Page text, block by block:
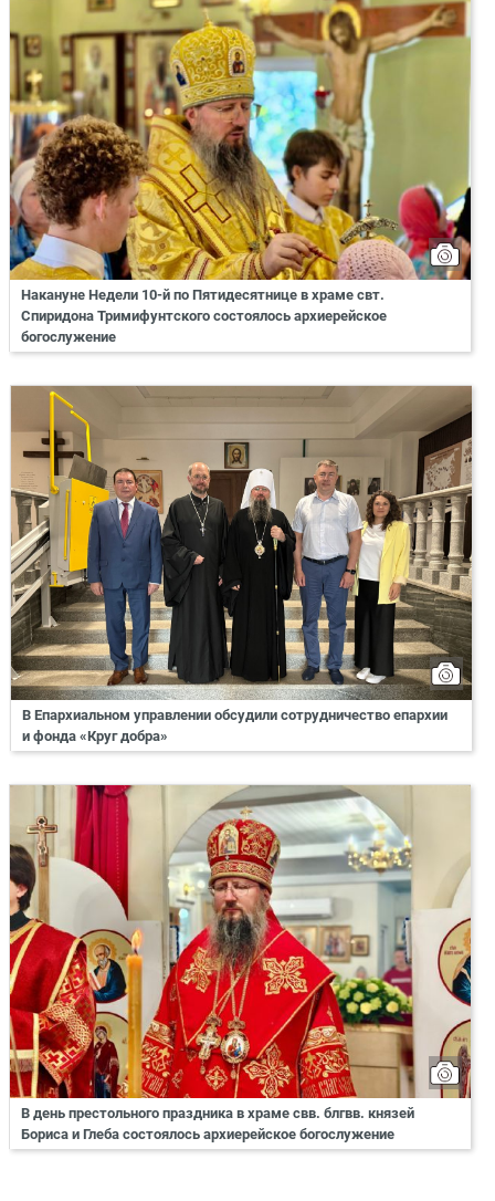
Накануне Недели 10-й по Пятидесятнице в храме свт.
Спиридона Тримифунтского состоялось архиерейское
богослужение
В Епархиальном управлении обсудили сотрудничество епархии
и фонда «Круг добра»
В день престольного праздника в храме свв. блгвв. князей
Бориса и Глеба состоялось архиерейское богослужение